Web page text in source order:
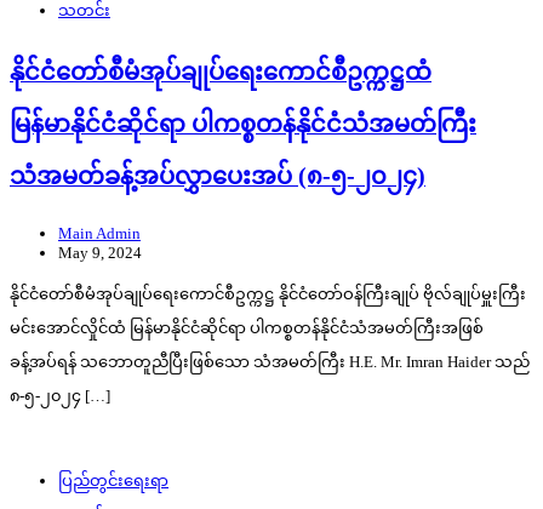
သတင်း
နိုင်ငံ‌တော်စီမံအုပ်ချုပ်ရေးကောင်စီဥက္ကဋ္ဌထံ
မြန်မာနိုင်ငံဆိုင်ရာ ပါကစ္စတန်နိုင်ငံသံအမတ်ကြီး
သံအမတ်ခန့်အပ်လွှာပေးအပ် (၈-၅-၂၀၂၄)
Main Admin
May 9, 2024
နိုင်ငံတော်စီမံအုပ်ချုပ်ရေးကောင်စီဥက္ကဋ္ဌ နိုင်ငံတော်ဝန်ကြီးချုပ် ဗိုလ်ချုပ်မှူးကြီး
မင်းအောင်လှိုင်ထံ မြန်မာနိုင်ငံဆိုင်ရာ ပါကစ္စတန်နိုင်ငံသံအမတ်ကြီးအဖြစ်
ခန့်အပ်ရန် သဘောတူညီပြီးဖြစ်သော သံအမတ်ကြီး H.E. Mr. Imran Haider သည်
၈-၅-၂၀၂၄ […]
ပြည်တွင်းရေးရာ